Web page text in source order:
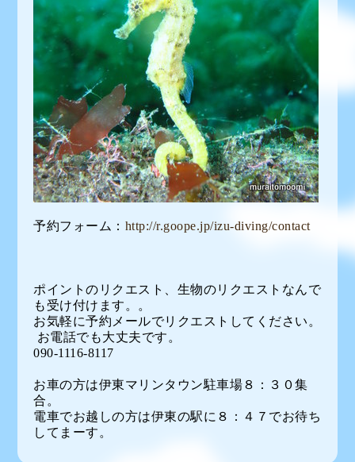
予約フォーム： http://r.goope.jp/izu-diving/contact
ポイントのリクエスト、生物のリクエストなんで
も受け付けます。。
お気軽に予約メールでリクエストしてください。
お電話でも大丈夫です。
090-1116-8117
お車の方は伊東マリンタウン駐車場８：３０集
合。
電車でお越しの方は伊東の駅に８：４７でお待ち
してまーす。